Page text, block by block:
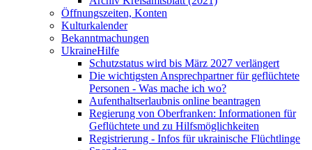
Öffnungszeiten, Konten
Kulturkalender
Bekanntmachungen
UkraineHilfe
Schutzstatus wird bis März 2027 verlängert
Die wichtigsten Ansprechpartner für geflüchtete
Personen - Was mache ich wo?
Aufenthaltserlaubnis online beantragen
Regierung von Oberfranken: Informationen für
Geflüchtete und zu Hilfsmöglichkeiten
Registrierung - Infos für ukrainische Flüchtlinge